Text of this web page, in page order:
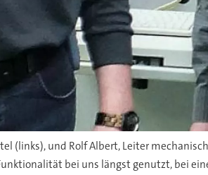
(links), und Rolf Albert, Leiter
bei uns längst genutzt, bei